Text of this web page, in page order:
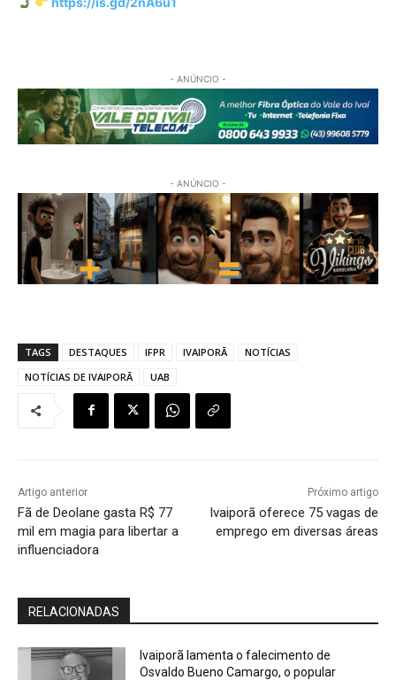
- ANÚNCIO -
- ANÚNCIO -
TAGS DESTAQUES IFPR IVAIPORÃ
NOTÍCIAS
NOTÍCIAS DE IVAIPORÃ
UAB
Artigo anterior
Fã de Deolane gasta R$ 77
mil em magia para libertar a
influenciadora
Próximo artigo
Ivaiporã oferece 75 vagas de
emprego em diversas áreas
RELACIONADAS
Ivaiporã lamenta o falecimento de
Osvaldo Bueno Camargo, o popular